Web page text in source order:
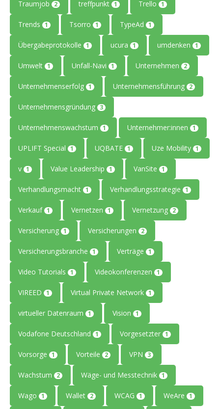
Traumjob 2 treffpunkt 1 Trello 1
Trends 1 Tsorro 1 TypeAd 1
Übergabeprotokolle 1 ucura 1 umdenken 1
Umwelt 1 Unfall-Navi 1 Unternehmen 2
Unternehmenserfolg 1 Unternehmensführung 2
Unternehmensgründung 3
Unternehmenswachstum 1 Unternehmer:innen 1
UPLIFT Special 1 UQBATE 1 Uze Mobility 1
v 1 Value Leadership 1 VanSite 1
Verhandlungsmacht 1 Verhandlungsstrategie 1
Verkauf 1 Vernetzen 1 Vernetzung 2
Versicherung 1 Versicherungen 2
Versicherungsbranche 1 Verträge 1
Video Tutorials 1 Videokonferenzen 1
VIREED 1 Virtual Private Network 1
virtueller Datenraum 1 Vision 1
Vodafone Deutschland 1 Vorgesetzter 1
Vorsorge 1 Vorteile 2 VPN 3
Wachstum 2 Wäge- und Messtechnik 1
Wago 1 Wallet 2 WCAG 1 WeAre 1